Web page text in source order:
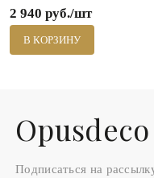
2 940 руб./шт
В КОРЗИНУ
Оpusdeco
Подписаться на